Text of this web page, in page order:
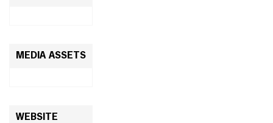
MEDIA ASSETS
WEBSITE